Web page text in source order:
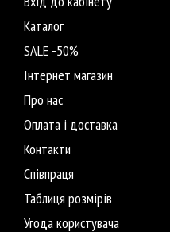
Каталог
SALE -50%
Інтернет магазин
Про нас
Оплата і доставка
Контакти
Співпраця
Таблиця розмірів
Угода користувача